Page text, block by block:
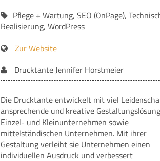
Pflege + Wartung, SEO (OnPage),
Realisierung, WordPress
Zur Website
Drucktante Jennifer Horstmeier
Die Drucktante entwickelt mit viel
ansprechende und kreative
Einzel- und Kleinunternehmen sowie
mittelständischen Unternehmen. Mit ihrer
Gestaltung verleiht sie Unternehmen einen
individuellen Ausdruck und verbessert